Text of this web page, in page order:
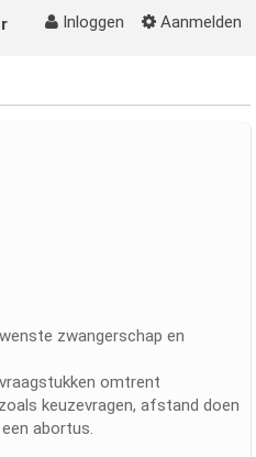
Inloggen Aanmelden
zwangerschap en
omtrent
keuzevragen, afstand doen
abortus.